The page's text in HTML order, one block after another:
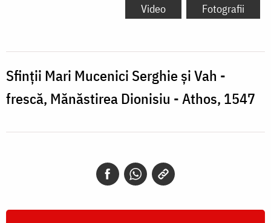
Serghie
şi
Vah
frescă,
Video Fotografii
Sfinţii Mari Mucenici Serghie şi Vah -
frescă, Mănăstirea Dionisiu - Athos, 1547